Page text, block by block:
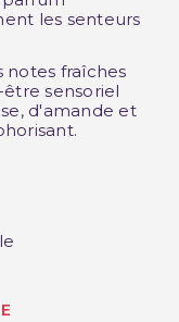
les senteurs
notes fraîches
sensoriel
d'amande et